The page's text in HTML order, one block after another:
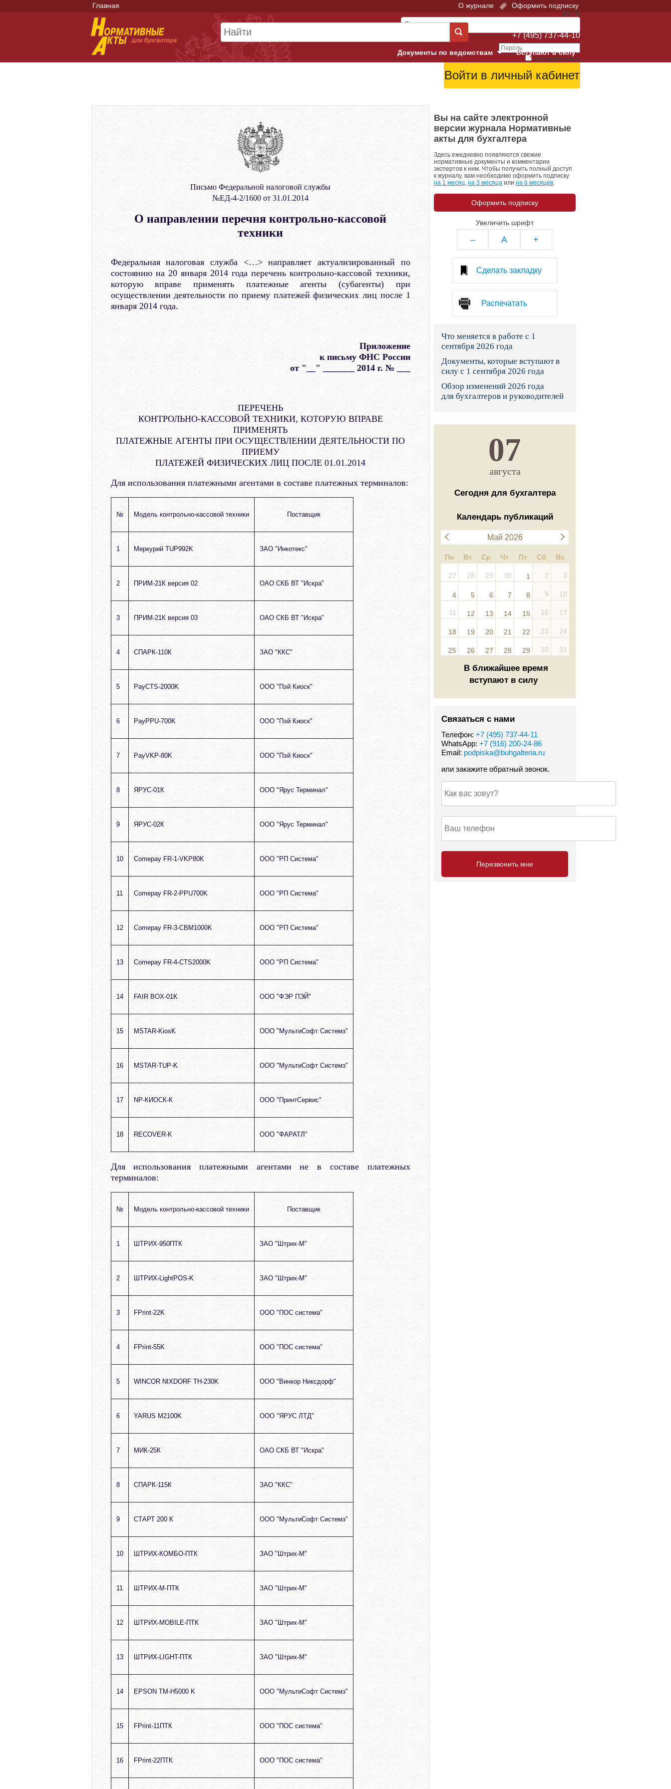
Главная О журнале Оформить подписку
Войти
Запомнить меня
+7 (495) 737-44-10
Вступают в силу
Документы по ведомствам
Арбитражные суды
Верховный Суд
Гострудинспекция в г. Москве
Конституционный Суд
Президент: законы и указы
Роструд
Социальный фонд России
Суд общей юрисдикции
Федеральная налоговая служба
Фонд социального страхования
Письмо Федеральной налоговой службы
№ЕД-4-2/1600 от 31.01.2014
О направлении перечня контрольно-кассовой
техники
Федеральная налоговая служба <…> направляет актуализированный по
состоянию на 20 января 2014 года перечень контрольно-кассовой техники,
которую вправе применять платежные агенты (субагенты) при
осуществлении деятельности по приему платежей физических лиц после 1
января 2014 года.
Приложение
к письму ФНС России
от "__" _______ 2014 г. № ___
ПЕРЕЧЕНЬ
КОНТРОЛЬНО-КАССОВОЙ ТЕХНИКИ, КОТОРУЮ ВПРАВЕ
ПРИМЕНЯТЬ
ПЛАТЕЖНЫЕ АГЕНТЫ ПРИ ОСУЩЕСТВЛЕНИИ ДЕЯТЕЛЬНОСТИ ПО
ПРИЕМУ
ПЛАТЕЖЕЙ ФИЗИЧЕСКИХ ЛИЦ ПОСЛЕ 01.01.2014
Для использования платежными агентами в составе платежных терминалов:
№ Модель контрольно-кассовой техники Поставщик
1 Меркурий TUP992K ЗАО "Инкотекс"
2 ПРИМ-21К версия 02 ОАО СКБ ВТ "Искра"
3 ПРИМ-21К версия 03 ОАО СКБ ВТ "Искра"
4 СПАРК-110К ЗАО "ККС"
5 PayCTS-2000K ООО "Пэй Киоск"
6 PayPPU-700K ООО "Пэй Киоск"
7 PayVKP-80K ООО "Пэй Киоск"
8 ЯРУС-01К ООО "Ярус Терминал"
9 ЯРУС-02К ООО "Ярус Терминал"
10 Comepay FR-1-VKP80K ООО "РП Система"
11 Comepay FR-2-PPU700K ООО "РП Система"
12 Comepay FR-3-CBM1000K ООО "РП Система"
13 Comepay FR-4-CTS2000K ООО "РП Система"
14 FAIR BOX-01K ООО "ФЭР ПЭЙ"
15 MSTAR-KiosK ООО "МультиСофт Системз"
16 MSTAR-TUP-K ООО "МультиСофт Системз"
17 NP-КИОСК-К ООО "ПринтСервис"
18 RECOVER-K ООО "ФАРАТЛ"
Для использования платежными агентами не в составе платежных
терминалов:
№ Модель контрольно-кассовой техники Поставщик
1 ШТРИХ-950ПТК ЗАО "Штрих-М"
2 ШТРИХ-LightPOS-K ЗАО "Штрих-М"
3 FPrint-22K ООО "ПОС система"
4 FPrint-55K ООО "ПОС система"
5 WINCOR NIXDORF TH-230K ООО "Винкор Никсдорф"
6 YARUS M2100K ООО "ЯРУС ЛТД"
7 МИК-25К ОАО СКБ ВТ "Искра"
8 СПАРК-115К ЗАО "ККС"
9 СТАРТ 200 К ООО "МультиСофт Системз"
10 ШТРИХ-КОМБО-ПТК ЗАО "Штрих-М"
11 ШТРИХ-М-ПТК ЗАО "Штрих-М"
12 ШТРИХ-MOBILE-ПТК ЗАО "Штрих-М"
13 ШТРИХ-LIGHT-ПТК ЗАО "Штрих-М"
14 EPSON TM-H5000 K ООО "МультиСофт Системз"
15 FPrint-11ПТК ООО "ПОС система"
16 FPrint-22ПТК ООО "ПОС система"
Вы на сайте электронной
версии журнала Нормативные
акты для бухгалтера
Здесь ежедневно появляются свежие
нормативные документы и комментарии
экспертов к ним. Чтобы получить полный доступ
к журналу, вам необходимо оформить подписку
на 1 месяц, на 3 месяца или на 6 месяцев.
Оформить подписку
Увеличить шрифт
– A +
Сделать закладку
Распечатать
Что меняется в работе с 1
сентября 2026 года
Документы, которые вступают в
силу с 1 сентября 2026 года
Обзор изменений 2026 года
для бухгалтеров и руководителей
07
августа
Сегодня для бухгалтера
Календарь публикаций
Май 2026
Пн Вт Ср Чт Пт Сб Вс
27 28 29 30 1 2 3
4 5 6 7 8 9 10
11 12 13 14 15 16 17
18 19 20 21 22 23 24
25 26 27 28 29 30 31
В ближайшее время
вступают в силу
Связаться с нами
Телефон: +7 (495) 737-44-11
WhatsApp: +7 (916) 200-24-86
Email: podpiska@buhgalteria.ru
или закажите обратный звонок.